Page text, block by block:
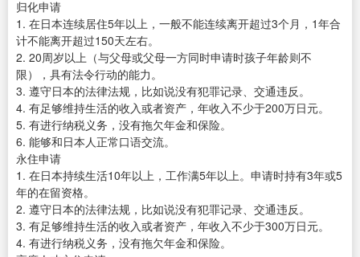
归化申请
1. 在日本连续居住5年以上，一般不能连续离开超过3个月，1年合
计不能离开超过150天左右。
2. 20周岁以上（与父母或父母一方同时申请时孩子年龄则不
限），具有法令行动的能力。
3. 遵守日本的法律法规，比如说没有犯罪记录、交通违反。
4. 有足够维持生活的收入或者资产，年收入不少于200万日元。
5. 有进行纳税义务，没有拖欠年金和保险。
6. 能够和日本人正常口语交流。
永住申请
1. 在日本持续生活10年以上，工作满5年以上。申请时持有3年或5
年的在留资格。
2. 遵守日本的法律法规，比如说没有犯罪记录、交通违反。
3. 有足够维持生活的收入或者资产，年收入不少于300万日元。
4. 有进行纳税义务，没有拖欠年金和保险。